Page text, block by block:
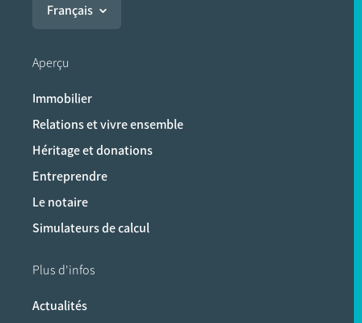
Français
Aperçu
Immobilier
Relations et vivre ensemble
Héritage et donations
Entreprendre
Le notaire
Simulateurs de calcul
Plus d'infos
Actualités